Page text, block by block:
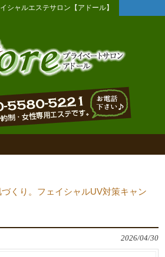
シャルエステサロン【アドール】
くり。フェイシャルUV対策キャン
2026/04/30